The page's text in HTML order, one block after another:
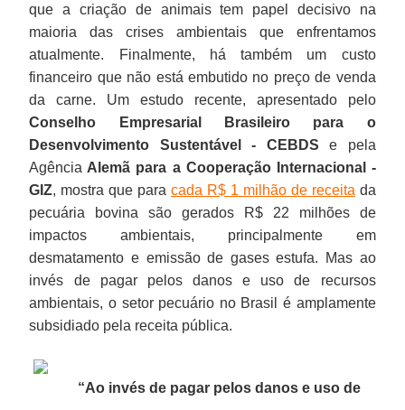
que a criação de animais tem papel decisivo na
maioria das crises ambientais que enfrentamos
atualmente. Finalmente, há também um custo
financeiro que não está embutido no preço de venda
da carne. Um estudo recente, apresentado pelo
Conselho Empresarial Brasileiro para o
Desenvolvimento Sustentável - CEBDS e pela
Agência Alemã para a Cooperação Internacional -
GIZ, mostra que paracada R$ 1 milhão de receita da
pecuária bovina são gerados R$ 22 milhões de
impactos ambientais, principalmente em
desmatamento e emissão de gases estufa. Mas ao
invés de pagar pelos danos e uso de recursos
ambientais, o setor pecuário no Brasil é amplamente
subsidiado pela receita pública.
“Ao invés de pagar pelos danos e uso de